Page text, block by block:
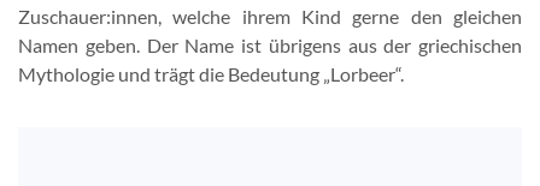
Zuschauer:innen, welche ihrem Kind gerne den gleichen
Namen geben. Der Name ist übrigens aus der griechischen
Mythologie und trägt die Bedeutung „Lorbeer“.